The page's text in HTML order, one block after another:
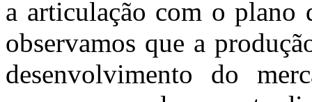
a articulação com o plano
observamos que a
desenvolvimento do